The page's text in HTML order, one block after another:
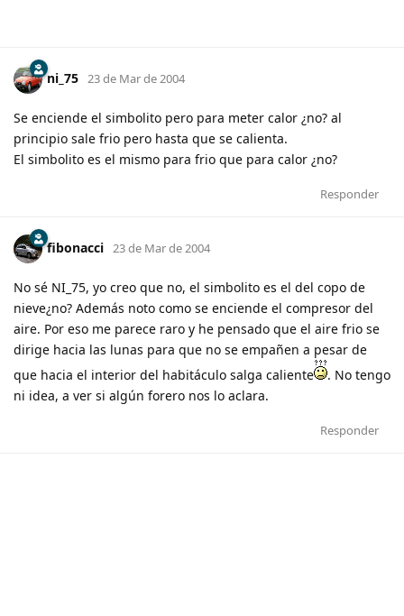
ni_75 23 de Mar de 2004
Se enciende el simbolito pero para meter calor ¿no? al
principio sale frio pero hasta que se calienta.
El simbolito es el mismo para frio que para calor ¿no?
Responder
fibonacci 23 de Mar de 2004
No sé NI_75, yo creo que no, el simbolito es el del copo de
nieve¿no? Además noto como se enciende el compresor del
aire. Por eso me parece raro y he pensado que el aire frio se
dirige hacia las lunas para que no se empañen a pesar de
que hacia el interior del habitáculo salga caliente
. No tengo
ni idea, a ver si algún forero nos lo aclara.
Responder